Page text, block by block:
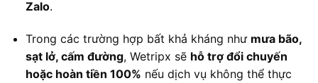
Zalo.
Trong các trường hợp bất khả kháng như mưa bão,
sạt lở, cấm đường, Wetripx sẽ hỗ trợ đổi chuyến
hoặc hoàn tiền 100% nếu dịch vụ không thể thực